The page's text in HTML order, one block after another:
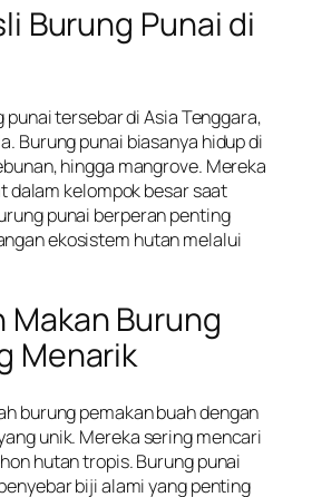
Burung Punai di
tersebar di Asia Tenggara,
Burung punai biasanya hidup di
hingga mangrove. Mereka
dalam kelompok besar saat
punai berperan penting
ekosistem hutan melalui
Makan Burung
Menarik
burung pemakan buah dengan
unik. Mereka sering mencari
hutan tropis. Burung punai
biji alami yang penting